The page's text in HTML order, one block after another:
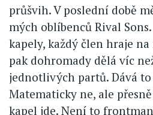
průšvih. V poslední době
mých oblíbenců Rival
kapely, každý člen hraje
pak dohromady dělá víc
jednotlivých partů. Dává to
Matematicky ne, ale
kapel jde. Není to